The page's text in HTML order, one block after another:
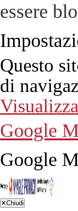
essere
Questo
di
Google
Google
✕Chiudi